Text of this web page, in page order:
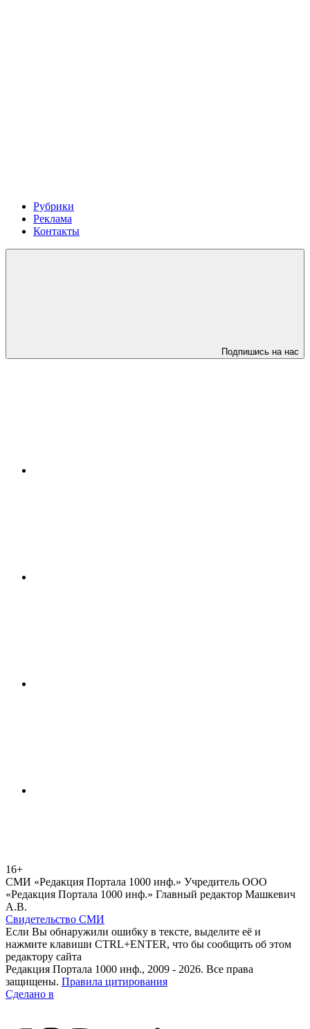
Рубрики
Реклама
Контакты
Подпишись на нас
16+
СМИ «Редакция Портала 1000 инф.» Учредитель ООО
«Редакция Портала 1000 инф.» Главный редактор Машкевич
А.В.
Свидетельство СМИ
Если Вы обнаружили ошибку в тексте, выделите её и
нажмите клавиши CTRL+ENTER, что бы сообщить об этом
редактору сайта
Редакция Портала 1000 инф., 2009 - 2026. Все права
защищены. Правила цитирования
Сделано в